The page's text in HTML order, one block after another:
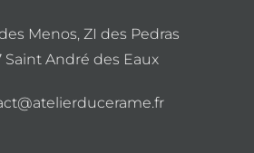
Menos, ZI des Pedras
Saint André des Eaux